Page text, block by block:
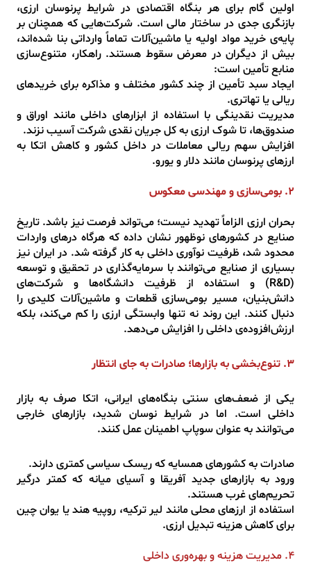
اولین گام برای هر بنگاه اقتصادی در شرایط پرنوسان ارزی،
بازنگری جدی در ساختار مالی است. شرکت‌هایی که همچنان بر
پایه‌ی خرید مواد اولیه یا ماشین‌آلات تماماً وارداتی بنا شده‌اند،
بیش از دیگران در معرض سقوط هستند. راهکار، متنوع‌سازی
منابع تأمین است:
ایجاد سبد تأمین از چند کشور مختلف و مذاکره برای خریدهای
ریالی یا تهاتری.
مدیریت نقدینگی با استفاده از ابزارهای داخلی مانند اوراق و
صندوق‌ها، تا شوک ارزی به کل جریان نقدی شرکت آسیب نزند.
افزایش سهم ریالی معاملات در داخل کشور و کاهش اتکا به
ارزهای پرنوسان مانند دلار و یورو.
۲. بومی‌سازی و مهندسی معکوس
بحران ارزی الزاماً تهدید نیست؛ می‌تواند فرصت نیز باشد. تاریخ
صنایع در کشورهای نوظهور نشان داده که هرگاه درهای واردات
محدود شد، ظرفیت نوآوری داخلی به کار گرفته شد. در ایران نیز
بسیاری از صنایع می‌توانند با سرمایه‌گذاری در تحقیق و توسعه
(R&D) و استفاده از ظرفیت دانشگاه‌ها و شرکت‌های
دانش‌بنیان، مسیر بومی‌سازی قطعات و ماشین‌آلات کلیدی را
دنبال کنند. این روند نه تنها وابستگی ارزی را کم می‌کند، بلکه
ارزش‌افزوده‌ی داخلی را افزایش می‌دهد.
۳. تنوع‌بخشی به بازارها؛ صادرات به جای انتظار
یکی از ضعف‌های سنتی بنگاه‌های ایرانی، اتکا صرف به بازار
داخلی است. اما در شرایط نوسان شدید، بازارهای خارجی
می‌توانند به عنوان سوپاپ اطمینان عمل کنند.
صادرات به کشورهای همسایه که ریسک سیاسی کمتری دارند.
ورود به بازارهای جدید آفریقا و آسیای میانه که کمتر درگیر
تحریم‌های غرب هستند.
استفاده از ارزهای محلی مانند لیر ترکیه، روپیه هند یا یوان چین
برای کاهش هزینه‌ تبدیل ارزی.
۴. مدیریت هزینه و بهره‌وری داخلی